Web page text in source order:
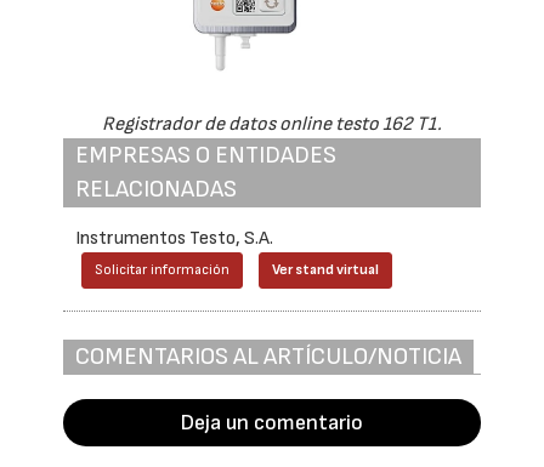
Registrador de datos online testo 162 T1.
EMPRESAS O ENTIDADES
RELACIONADAS
Instrumentos Testo, S.A.
Solicitar información Ver stand virtual
COMENTARIOS AL ARTÍCULO/NOTICIA
Deja un comentario